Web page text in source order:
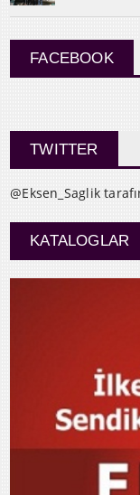
FACEBOOK
TWITTER
@Eksen_Saglik
KATALOGLAR